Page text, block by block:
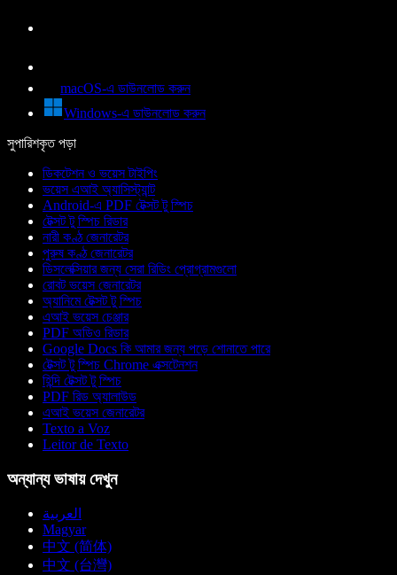
macOS-এ ডাউনলোড করুন
Windows-এ ডাউনলোড করুন
সুপারিশকৃত পড়া
ডিকটেশন ও ভয়েস টাইপিং
ভয়েস এআই অ্যাসিস্ট্যান্ট
Android-এ PDF টেক্সট টু স্পিচ
টেক্সট টু স্পিচ রিডার
নারী কণ্ঠ জেনারেটর
পুরুষ কণ্ঠ জেনারেটর
ডিসলেক্সিয়ার জন্য সেরা রিডিং প্রোগ্রামগুলো
রোবট ভয়েস জেনারেটর
অ্যানিমে টেক্সট টু স্পিচ
এআই ভয়েস চেঞ্জার
PDF অডিও রিডার
Google Docs কি আমার জন্য পড়ে শোনাতে পারে
টেক্সট টু স্পিচ Chrome এক্সটেনশন
হিন্দি টেক্সট টু স্পিচ
PDF রিড অ্যালাউড
এআই ভয়েস জেনারেটর
Texto a Voz
Leitor de Texto
অন্যান্য ভাষায় দেখুন
العربية
Magyar
中文 (简体)
中文 (台灣)